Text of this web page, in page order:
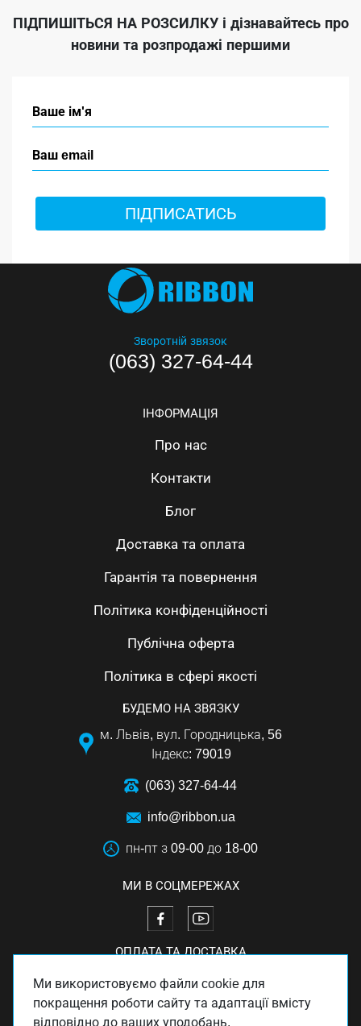
ПІДПИШІТЬСЯ НА РОЗСИЛКУі дізнавайтесь про
новини та розпродажі першими
ПІДПИСАТИСЬ
Зворотній звязок
(063) 327-64-44
ІНФОРМАЦІЯ
Про нас
Контакти
Блог
Доставка та оплата
Гарантія та повернення
Політика конфіденційності
Публічна оферта
Політика в сфері якості
БУДЕМО НА ЗВЯЗКУ
м. Львів, вул. Городницька, 56
Індекс: 79019
(063) 327-64-44
info@ribbon.ua
пн-пт з 09-00 до 18-00
МИ В СОЦМЕРЕЖАХ
ОПЛАТА ТА ДОСТАВКА
Ми використовуємо файли cookie для
покращення роботи сайту та адаптації вмісту
відповідно до ваших уподобань.